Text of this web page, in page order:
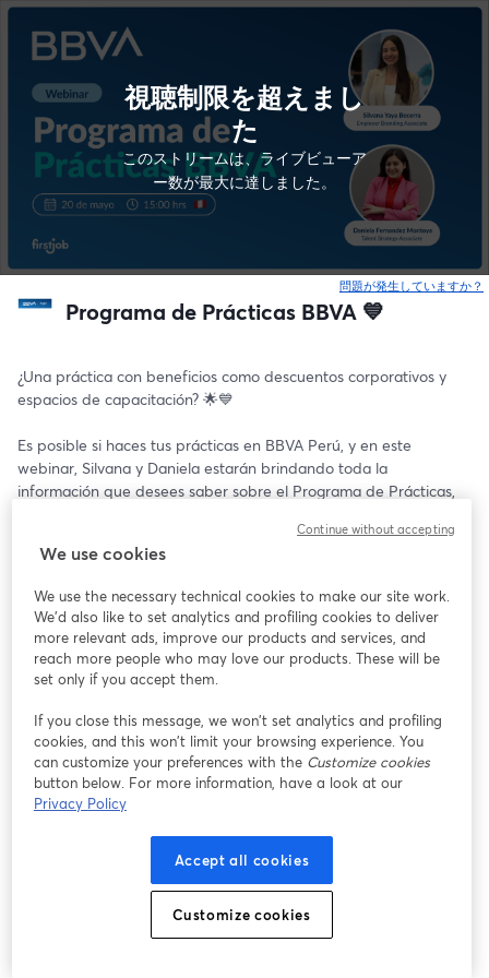
視聴制限を超えまし
た
このストリームは、ライブビューア
ー数が最大に達しました。
問題が発生していますか？
Programa de Prácticas BBVA 💙
¿Una práctica con beneficios como descuentos corporativos y
espacios de capacitación? 🌟💙
Es posible si haces tus prácticas en BBVA Perú, y en este
webinar, Silvana y Daniela estarán brindando toda la
información que desees saber sobre el Programa de Prácticas,
🗓️ 20 de mayo
¡Te Esperamos!
We use cookies
We use the necessary technical cookies to make our site work.
We'd also like to set analytics and profiling cookies to deliver
more relevant ads, improve our products and services, and
reach more people who may love our products. These will be
set only if you accept them.
If you close this message, we won’t set analytics and profiling
cookies, and this won’t limit your browsing experience. You
can customize your preferences with the Customize cookies
button below. For more information, have a look at our
Privacy Policy
Accept all cookies
Customize cookies
Continue without accepting